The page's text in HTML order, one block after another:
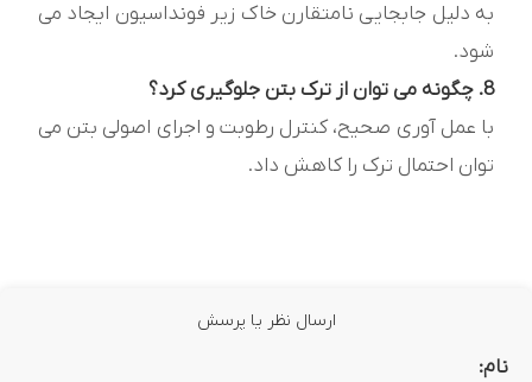
به دلیل جابجایی نامتقارن خاک زیر فونداسیون ایجاد می
شود.
8. چگونه می توان از ترک بتن جلوگیری کرد؟
با عمل آوری صحیح، کنترل رطوبت و اجرای اصولی بتن می
توان احتمال ترک را کاهش داد.
ارسال نظر یا پرسش
نام: